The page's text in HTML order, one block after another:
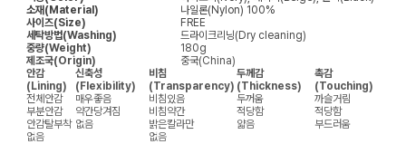
소재(Material)
나일론(Nylon) 100%
사이즈(Size)
FREE
세탁방법(Washing)
드라이크리닝(Dry cleaning)
중량(Weight)
180g
제조국(Origin)
중국(China)
안감
(Lining)
신축성
(Flexibility)
비침
(Transparency)
두께감
(Thickness)
촉감
(Touching)
전체안감
매우좋음 비침있음 두꺼움
까슬거림
부분안감
약간당겨짐 비침약간 적당함
적당함
안감탈부착 없음 밝은칼라만 얇음
부드러움
없음
없음